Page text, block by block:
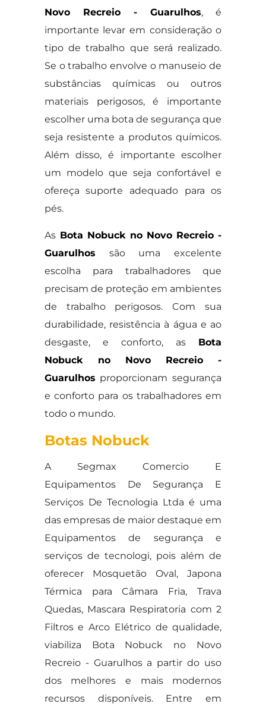
Novo Recreio - Guarulhos, é
importante levar em consideração o
tipo de trabalho que será realizado.
Se o trabalho envolve o manuseio de
substâncias químicas ou outros
materiais perigosos, é importante
escolher uma bota de segurança que
seja resistente a produtos químicos.
Além disso, é importante escolher
um modelo que seja confortável e
ofereça suporte adequado para os
pés.
AsBota Nobuck no Novo Recreio -
Guarulhos são uma excelente
escolha para trabalhadores que
precisam de proteção em ambientes
de trabalho perigosos. Com sua
durabilidade, resistência à água e ao
desgaste, e conforto, as Bota
Nobuck no Novo Recreio -
Guarulhos proporcionam segurança
e conforto para os trabalhadores em
todo o mundo.
Botas Nobuck
A Segmax Comercio E
Equipamentos De Segurança E
Serviços De Tecnologia Ltda é uma
das empresas de maior destaque em
Equipamentos de segurança e
serviços de tecnologi, pois além de
oferecer Mosquetão Oval, Japona
Térmica para Câmara Fria, Trava
Quedas, Mascara Respiratoria com 2
Filtros e Arco Elétrico de qualidade,
viabiliza Bota Nobuck no Novo
Recreio - Guarulhos a partir do uso
dos melhores e mais modernos
recursos disponíveis. Entre em